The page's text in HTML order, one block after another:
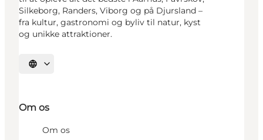
Silkeborg, Randers, Viborg og på Djursland –
fra kultur, gastronomi og byliv til natur, kyst
og unikke attraktioner.
Vælg sprog
Om os
Om os